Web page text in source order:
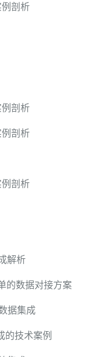
剖析
剖析
剖析
剖析
解析
的数据对接方案
据集成
的技术案例